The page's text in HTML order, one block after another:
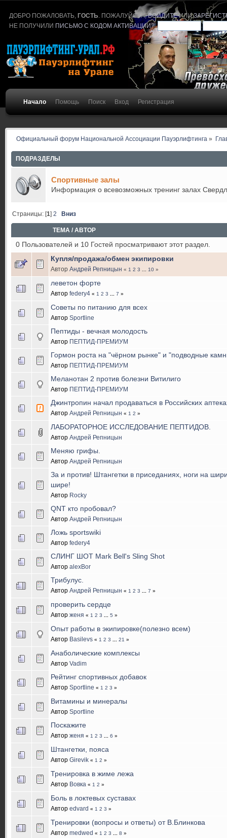
ДОБРО ПОЖАЛОВАТЬ,ГОСТЬ . ПОЖАЛУЙСТА,ВОЙДИТЕИЛИ
НЕ ПОЛУЧИЛИ ПИСЬМО С КОДОМ АКТИВАЦИИ?
Начало Помощь Поиск Вход Регистрация
Официальный форум Национальной Ассоциации Пауэрлифтинга »
ПОДРАЗДЕЛЫ
Спортивные залы
Информация о всевозможных тренинг залах
Страницы: [1]2 Вниз
ТЕМА /АВТОР
0 Пользователей и 10 Гостей просматривают этот раздел.
Купля/продажа/обмен экипировки
Автор Андрей Репницын « 1 2 3 ... 10»
леветон форте
Автор federy4 « 1 2 3 ... 7 »
Советы по питанию для всех
Автор Sportline
Пептиды - вечная молодость
Автор ПЕПТИД-ПРЕМИУМ
Гормон роста на "чёрном рынке" и "подводные
Автор ПЕПТИД-ПРЕМИУМ
Меланотан 2 против болезни Витилиго
Автор ПЕПТИД-ПРЕМИУМ
Джинтропин начал продаваться в Российских
Автор Андрей Репницын « 1 2 »
ЛАБОРАТОРНОЕ ИССЛЕДОВАНИЕ ПЕПТИДОВ.
Автор Андрей Репницын
Меняю грифы.
Автор Андрей Репницын
За и против! Штангетки в приседаниях, ноги на
шире!
Автор Rocky
QNT кто пробовал?
Автор Андрей Репницын
Ложь sportswiki
Автор federy4
СЛИНГ ШОТ Mark Bell's Sling Shot
Автор alexBor
Трибулус.
Автор Андрей Репницын « 1 2 3 ... 7 »
проверить сердце
Автор женя « 1 2 3 ... 5 »
Опыт работы в экипировке(полезно всем)
Автор Basilevs « 1 2 3 ... 21 »
Анаболические комплексы
Автор Vadim
Рейтинг спортивных добавок
Автор Sportline « 1 2 3 »
Витамины и минералы
Автор Sportline
Поскажите
Автор женя « 1 2 3 ... 6 »
Штангетки, пояса
Автор Girevik « 1 2 »
Тренировка в жиме лежа
Автор Вовка « 1 2 »
Боль в локтевых суставах
Автор edvard « 1 2 3 »
Тренировки (вопросы и ответы) от В.Блинкова
Автор medwed « 1 2 3 ... 8 »